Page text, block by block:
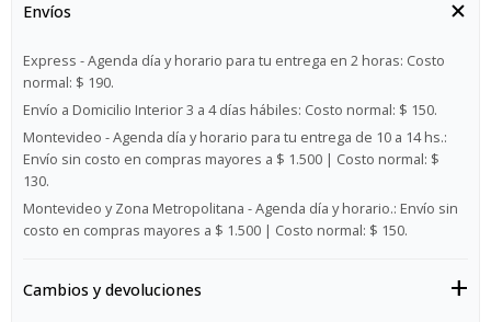
Envíos
Express - Agenda día y horario para tu entrega en 2 horas: Costo
normal: $ 190.
Envío a Domicilio Interior 3 a 4 días hábiles: Costo normal: $ 150.
Montevideo - Agenda día y horario para tu entrega de 10 a 14 hs.:
Envío sin costo en compras mayores a $ 1.500 | Costo normal: $
130.
Montevideo y Zona Metropolitana - Agenda día y horario.: Envío sin
costo en compras mayores a $ 1.500 | Costo normal: $ 150.
Cambios y devoluciones